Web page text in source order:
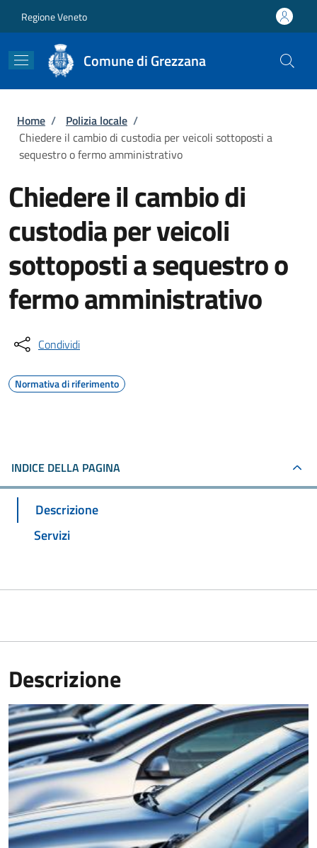
Regione Veneto
Comune di Grezzana
Briciole di pane
Home / Polizia locale /
Chiedere il cambio di custodia per veicoli sottoposti a
sequestro o fermo amministrativo
Chiedere il cambio di
custodia per veicoli
sottoposti a sequestro o
fermo amministrativo
Condividi
Normativa di riferimento
INDICE DELLA PAGINA
Descrizione
Servizi
Descrizione